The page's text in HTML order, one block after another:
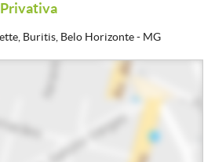
Privativa
Buritis, Belo Horizonte - MG